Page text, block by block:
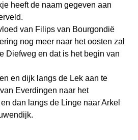
heeft de naam gegeven aan
van Filips van Bourgondië
nog meer naar het oosten zal
Diefweg en dat is het begin van
en dijk langs de Lek aan te
Everdingen naar het
dan langs de Linge naar Arkel